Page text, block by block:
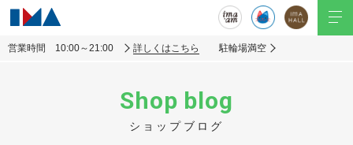
営業時間 10:00～21:00 詳しくはこちら 駐輪場満空
Shop blog
ショップブログ